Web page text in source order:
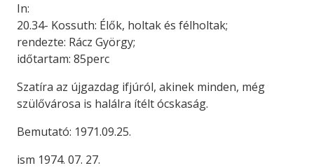
In:
20.34- Kossuth: Élők, holtak és félholtak;
rendezte: Rácz György;
időtartam: 85perc
Szatíra az újgazdag ifjúról, akinek minden, még
szülővárosa is halálra ítélt ócskaság.
Bemutató: 1971.09.25.
ism 1974. 07. 27.